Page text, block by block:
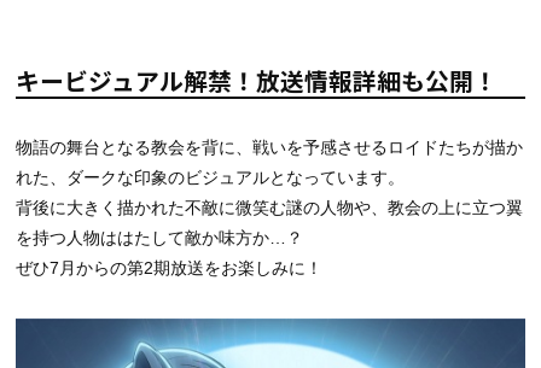
キービジュアル解禁！放送情報詳細も公開！
物語の舞台となる教会を背に、戦いを予感させるロイドたちが描か
れた、ダークな印象のビジュアルとなっています。
背後に大きく描かれた不敵に微笑む謎の人物や、教会の上に立つ翼
を持つ人物ははたして敵か味方か…？
ぜひ7月からの第2期放送をお楽しみに！